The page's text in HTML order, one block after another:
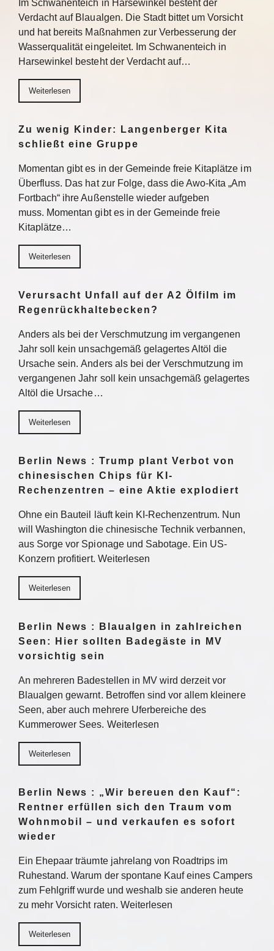
Im Schwanenteich in Harsewinkel besteht der
Verdacht auf Blaualgen. Die Stadt bittet um Vorsicht
und hat bereits Maßnahmen zur Verbesserung der
Wasserqualität eingeleitet. Im Schwanenteich in
Harsewinkel besteht der Verdacht auf…
Weiterlesen
Zu wenig Kinder: Langenberger Kita
schließt eine Gruppe
Momentan gibt es in der Gemeinde freie Kitaplätze im
Überfluss. Das hat zur Folge, dass die Awo-Kita „Am
Fortbach“ ihre Außenstelle wieder aufgeben
muss. Momentan gibt es in der Gemeinde freie
Kitaplätze…
Weiterlesen
Verursacht Unfall auf der A2 Ölfilm im
Regenrückhaltebecken?
Anders als bei der Verschmutzung im vergangenen
Jahr soll kein unsachgemäß gelagertes Altöl die
Ursache sein. Anders als bei der Verschmutzung im
vergangenen Jahr soll kein unsachgemäß gelagertes
Altöl die Ursache…
Weiterlesen
Berlin News : Trump plant Verbot von
chinesischen Chips für KI-
Rechenzentren – eine Aktie explodiert
Ohne ein Bauteil läuft kein KI-Rechenzentrum. Nun
will Washington die chinesische Technik verbannen,
aus Sorge vor Spionage und Sabotage. Ein US-
Konzern profitiert. Weiterlesen
Weiterlesen
Berlin News : Blaualgen in zahlreichen
Seen: Hier sollten Badegäste in MV
vorsichtig sein
An mehreren Badestellen in MV wird derzeit vor
Blaualgen gewarnt. Betroffen sind vor allem kleinere
Seen, aber auch mehrere Uferbereiche des
Kummerower Sees. Weiterlesen
Weiterlesen
Berlin News : „Wir bereuen den Kauf“:
Rentner erfüllen sich den Traum vom
Wohnmobil – und verkaufen es sofort
wieder
Ein Ehepaar träumte jahrelang von Roadtrips im
Ruhestand. Warum der spontane Kauf eines Campers
zum Fehlgriff wurde und weshalb sie anderen heute
zu mehr Vorsicht raten. Weiterlesen
Weiterlesen